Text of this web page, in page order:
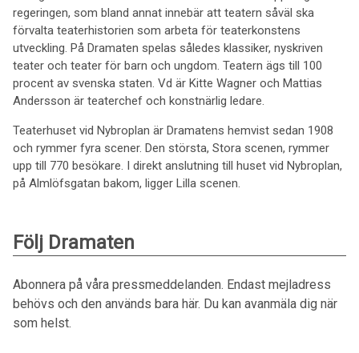
regeringen, som bland annat innebär att teatern såväl ska
förvalta teaterhistorien som arbeta för teaterkonstens
utveckling. På Dramaten spelas således klassiker, nyskriven
teater och teater för barn och ungdom. Teatern ägs till 100
procent av svenska staten. Vd är Kitte Wagner och Mattias
Andersson är teaterchef och konstnärlig ledare.
Teaterhuset vid Nybroplan är Dramatens hemvist sedan 1908
och rymmer fyra scener. Den största, Stora scenen, rymmer
upp till 770 besökare. I direkt anslutning till huset vid Nybroplan,
på Almlöfsgatan bakom, ligger Lilla scenen.
Följ Dramaten
Abonnera på våra pressmeddelanden. Endast mejladress
behövs och den används bara här. Du kan avanmäla dig när
som helst.